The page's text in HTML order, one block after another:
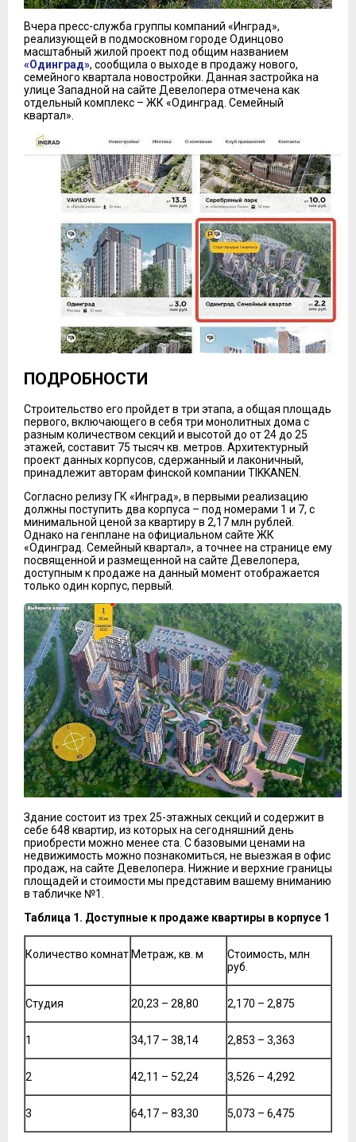
Вчера пресс-служба группы компаний «Инград»,
реализующей в подмосковном городе Одинцово
масштабный жилой проект под общим названием
«Одинград», сообщила о выходе в продажу нового,
семейного квартала новостройки. Данная застройка на
улице Западной на сайте Девелопера отмечена как
отдельный комплекс – ЖК «Одинград. Семейный
квартал».
ПОДРОБНОСТИ
Строительство его пройдет в три этапа, а общая площадь
первого, включающего в себя три монолитных дома с
разным количеством секций и высотой до от 24 до 25
этажей, составит 75 тысяч кв. метров. Архитектурный
проект данных корпусов, сдержанный и лаконичный,
принадлежит авторам финской компании TIKKANEN.
Согласно релизу ГК «Инград», в первыми реализацию
должны поступить два корпуса – под номерами 1 и 7, с
минимальной ценой за квартиру в 2,17 млн рублей.
Однако на генплане на официальном сайте ЖК
«Одинград. Семейный квартал», а точнее на странице ему
посвященной и размещенной на сайте Девелопера,
доступным к продаже на данный момент отображается
только один корпус, первый.
Здание состоит из трех 25-этажных секций и содержит в
себе 648 квартир, из которых на сегодняшний день
приобрести можно менее ста. С базовыми ценами на
недвижимость можно познакомиться, не выезжая в офис
продаж, на сайте Девелопера. Нижние и верхние границы
площадей и стоимости мы представим вашему вниманию
в табличке №1.
Таблица 1. Доступные к продаже квартиры в корпусе 1
Количество комнат Метраж, кв. м
Стоимость, млн
руб.
Студия 20,23 – 28,80 2,170 – 2,875
1 34,17 – 38,14 2,853 – 3,363
2 42,11 – 52,24 3,526 – 4,292
3 64,17 – 83,30 5,073 – 6,475